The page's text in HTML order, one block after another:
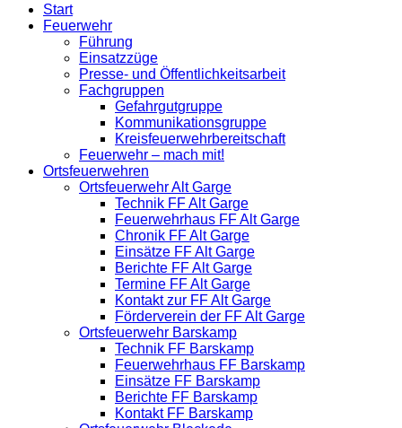
Start
Feuerwehr
Führung
Einsatzzüge
Presse- und Öffentlichkeitsarbeit
Fachgruppen
Gefahrgutgruppe
Kommunikationsgruppe
Kreisfeuerwehrbereitschaft
Feuerwehr – mach mit!
Ortsfeuerwehren
Ortsfeuerwehr Alt Garge
Technik FF Alt Garge
Feuerwehrhaus FF Alt Garge
Chronik FF Alt Garge
Einsätze FF Alt Garge
Berichte FF Alt Garge
Termine FF Alt Garge
Kontakt zur FF Alt Garge
Förderverein der FF Alt Garge
Ortsfeuerwehr Barskamp
Technik FF Barskamp
Feuerwehrhaus FF Barskamp
Einsätze FF Barskamp
Berichte FF Barskamp
Kontakt FF Barskamp